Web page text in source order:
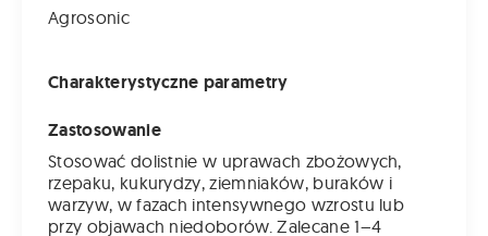
Agrosonic
Charakterystyczne parametry
Zastosowanie
Stosować dolistnie w uprawach zbożowych,
rzepaku, kukurydzy, ziemniaków, buraków i
warzyw, w fazach intensywnego wzrostu lub
przy objawach niedoborów. Zalecane 1–4